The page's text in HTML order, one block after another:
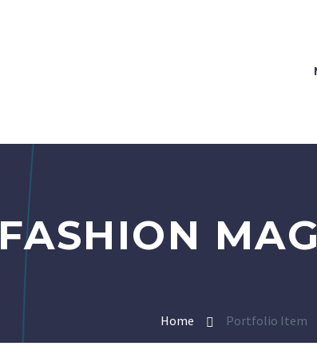
FASHION
Home Portfolio Item